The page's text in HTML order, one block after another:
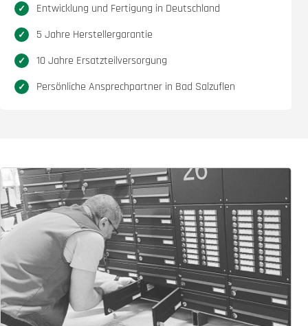
Entwicklung und Fertigung in Deutschland
5 Jahre Herstellergarantie
10 Jahre Ersatzteilversorgung
Persönliche Ansprechpartner in Bad Salzuflen